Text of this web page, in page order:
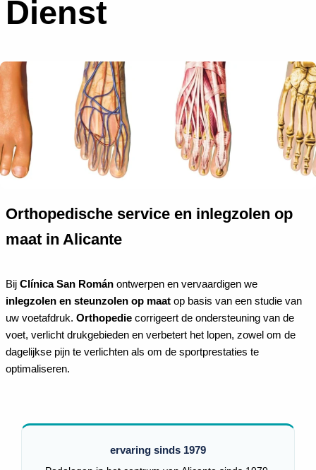
Dienst
Orthopedische service en inlegzolen op
maat in Alicante
Bij Clínica San Román ontwerpen en vervaardigen we
inlegzolen en steunzolen op maat op basis van een studie van
uw voetafdruk. Orthopedie corrigeert de ondersteuning van de
voet, verlicht drukgebieden en verbetert het lopen, zowel om de
dagelijkse pijn te verlichten als om de sportprestaties te
optimaliseren.
ervaring sinds 1979